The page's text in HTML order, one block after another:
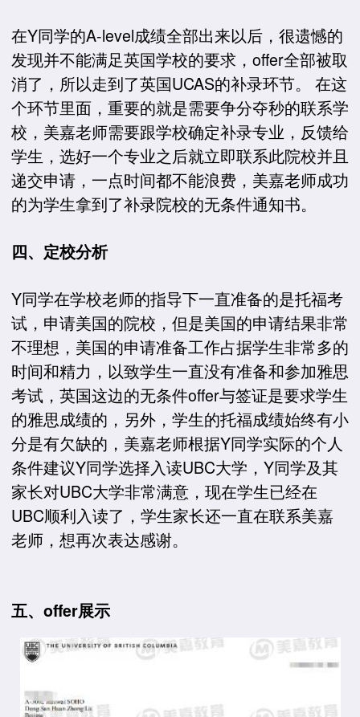
在Y同学的A-level成绩全部出来以后，很遗憾的
发现并不能满足英国学校的要求，offer全部被取
消了，所以走到了英国UCAS的补录环节。 在这
个环节里面，重要的就是需要争分夺秒的联系学
校，美嘉老师需要跟学校确定补录专业，反馈给
学生，选好一个专业之后就立即联系此院校并且
递交申请，一点时间都不能浪费，美嘉老师成功
的为学生拿到了补录院校的无条件通知书。
四、定校分析
Y同学在学校老师的指导下一直准备的是托福考
试，申请美国的院校，但是美国的申请结果非常
不理想，美国的申请准备工作占据学生非常多的
时间和精力，以致学生一直没有准备和参加雅思
考试，英国这边的无条件offer与签证是要求学生
的雅思成绩的，另外，学生的托福成绩始终有小
分是有欠缺的，美嘉老师根据Y同学实际的个人
条件建议Y同学选择入读UBC大学，Y同学及其
家长对UBC大学非常满意，现在学生已经在
UBC顺利入读了，学生家长还一直在联系美嘉
老师，想再次表达感谢。
五、offer展示